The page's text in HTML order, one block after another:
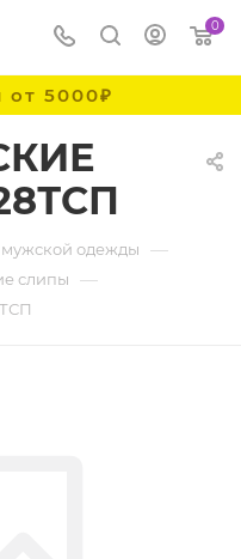
0
5000₽
мужской одежды —
слипы —